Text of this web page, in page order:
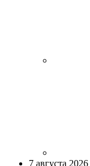
7 августа 2026